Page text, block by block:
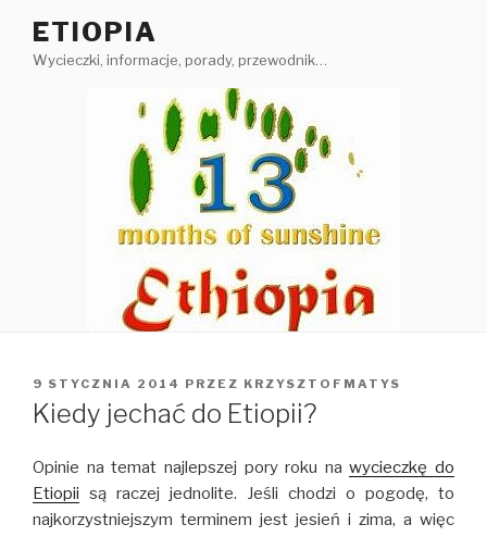
treści
ETIOPIA
Wycieczki, informacje, porady, przewodnik…
OPUBLIKOWANE
W
9 STYCZNIA 2014 PRZEZ KRZYSZTOFMATYS
Kiedy jechać do Etiopii?
Opinie na temat najlepszej pory roku nawycieczkę do
Etiopii są raczej jednolite. Jeśli chodzi o pogodę, to
najkorzystniejszym terminem jest jesień i zima, a więc